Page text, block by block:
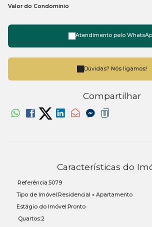
Valor do Condominio
Atendimento pelo
Dúvidas? Nós ligamos!
Compartilhar
Características do
Referência:5079
Tipo de Imóvel:Residencial » Apartamento
Estágio do Imóvel:Pronto
Quartos:2